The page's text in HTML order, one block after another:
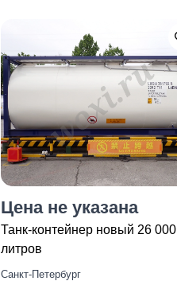
Цена не указана
Танк-контейнер новый 26 000
литров
Санкт-Петербург